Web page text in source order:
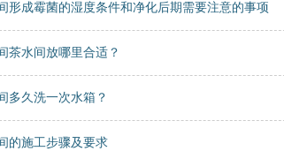
形成霉菌的湿度条件和净化后期需要注意的事项
茶水间放哪里合适？
多久洗一次水箱？
的施工步骤及要求